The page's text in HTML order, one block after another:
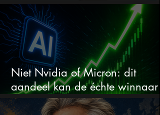
aandeel?
Niet Nvidia of Micron: dit
aandeel kan de échte winnaar
van de AI-race worden